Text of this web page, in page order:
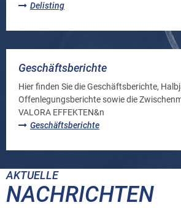
Delisting
Geschäftsberichte
Hier finden Sie die Geschäftsberichte,
Offenlegungsberichte sowie die
VALORA EFFEKTEN&n
Geschäftsberichte
AKTUELLE
NACHRICHTEN